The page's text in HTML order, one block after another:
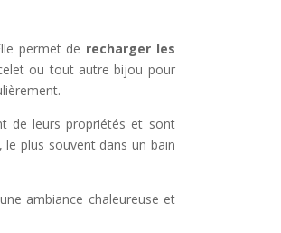
permet de recharger les
ou tout autre bijou pour
de leurs propriétés et sont
plus souvent dans un bain
ambiance chaleureuse et